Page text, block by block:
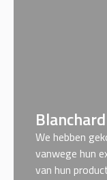
We hebben
vanwege hun
van hun